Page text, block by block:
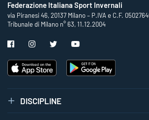
Federazione Italiana Sport Invernali
via Piranesi 46, 20137 Milano – P.IVA e C.F.
Tribunale di Milano n° 63, 11.12.2004
DISCIPLINE